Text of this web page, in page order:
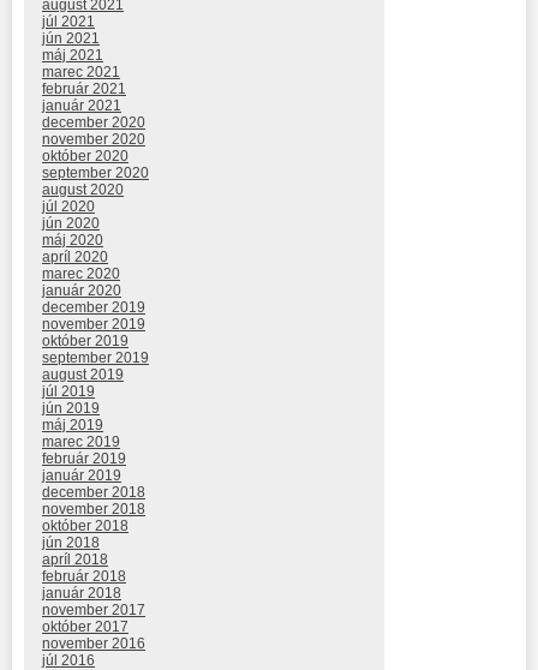
august 2021
júl 2021
jún 2021
máj 2021
marec 2021
február 2021
január 2021
december 2020
november 2020
október 2020
september 2020
august 2020
júl 2020
jún 2020
máj 2020
apríl 2020
marec 2020
január 2020
december 2019
november 2019
október 2019
september 2019
august 2019
júl 2019
jún 2019
máj 2019
marec 2019
február 2019
január 2019
december 2018
november 2018
október 2018
jún 2018
apríl 2018
február 2018
január 2018
november 2017
október 2017
november 2016
júl 2016